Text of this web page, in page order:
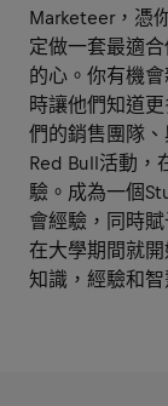
Marketeer，憑
定做一套最適
的心。你有機
時讓他們知道
們的銷售團隊
Red Bull活動，
驗。成為一個
會經驗，同時
在大學期間就
知識，經驗和